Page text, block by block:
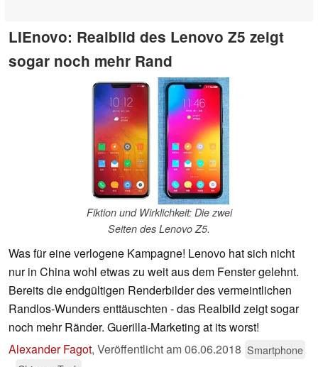
LIEnovo: Realbild des Lenovo Z5 zeigt
sogar noch mehr Rand
Fiktion und Wirklichkeit: Die zwei
Seiten des Lenovo Z5.
Was für eine verlogene Kampagne! Lenovo hat sich nicht
nur in China wohl etwas zu weit aus dem Fenster gelehnt.
Bereits die endgültigen Renderbilder des vermeintlichen
Randlos-Wunders enttäuschten - das Realbild zeigt sogar
noch mehr Ränder. Guerilla-Marketing at its worst!
Alexander Fagot, Veröffentlicht am06.06.2018 Smartphone